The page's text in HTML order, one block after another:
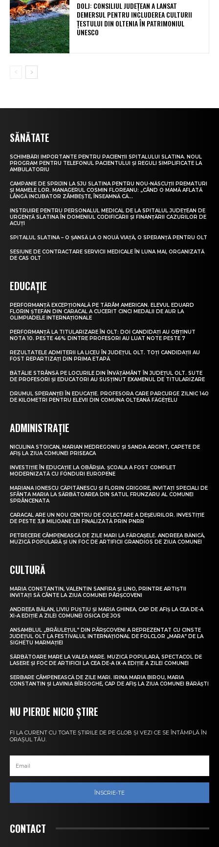
DOLJ: CONSILIUL JUDEȚEAN A LANSAT
DEMERSUL PENTRU INCLUDEREA CULTURII
ȚESTULUI DIN OLTENIA ÎN PATRIMONIUL
UNESCO
SĂNĂTATE
SCHIMBĂRI IMPORTANTE PENTRU PACIENȚII SPITALULUI SLATINA. NOUL
PROGRAM PENTRU TELEFONUL PACIENTULUI ȘI REGULI SIMPLIFICATE LA
AMBULATORIU
CAMPANIE DE SPRIJIN LA SJU SLATINA PENTRU NOU-NĂSCUȚII PREMATURI
ȘI MAMELE LOR. MANAGERUL COSMIN FLOREANU: „CÂND O MAMĂ AFLATĂ
LÂNGĂ INCUBATOR ZÂMBEȘTE, ÎNSEAMNĂ CĂ...
INSTRUIRE PENTRU PERSONALUL MEDICAL DE LA SPITALUL JUDEȚEAN DE
URGENȚĂ SLATINA ÎN DOMENIUL CODIFICĂRII ȘI FINANȚĂRII CAZURILOR DE
ACUȚI
SPITALUL SLATINA – O ȘANSĂ LA O NOUĂ VIAȚĂ, O SPERANȚĂ PENTRU OLT
SESIUNE DE CONTRACTARE SERVICII MEDICALE ÎN LUNA MAI, ORGANIZATĂ
DE CAS OLT
EDUCAȚIE
PERFORMANȚĂ EXCEPȚIONALĂ PE TĂRÂM AMERICAN. ELEVUL EDUARD
FLORIN ȘTEFAN DIN CARACAL A CUCERIT CINCI MEDALII DE AUR LA
OLIMPIADELE INTERNAȚIONALE
PERFORMANȚĂ LA TITULARIZARE ÎN OLT: DOI CANDIDAȚI AU OBȚINUT
NOTA 10. PESTE 46% DINTRE PROFESORI AU LUAT NOTE PESTE 7
REZULTATELE ADMITERII LA LICEU ÎN JUDEȚUL OLT. TOȚI CANDIDAȚII AU
FOST REPARTIZAȚI DIN PRIMA ETAPĂ
BĂTĂLIE STRÂNSĂ PE LOCURILE DIN ÎNVĂȚĂMÂNT ÎN JUDEȚUL OLT. SUTE
DE PROFESORI ȘI EDUCATORI AU SUSȚINUT EXAMENUL DE TITULARIZARE
DRUMUL SPERANȚEI ÎN EDUCAȚIE. PROFESORA CARE PARCURGE ZILNIC 140
DE KILOMETRI PENTRU ELEVII DIN COMUNA OLTEANĂ FĂGEȚELU
ADMINISTRAȚIE
NICULINA STOICAN, MARIAN MEDREGONIU ȘI SANDA ARGINT, CAPETE DE
AFIȘ LA ZIUA COMUNEI PRISEACA
INVESTIȚIE ÎN EDUCAȚIE LA OBÂRȘIA. ȘCOALA A FOST COMPLET
MODERNIZATĂ CU FONDURI EUROPENE
MARIANA IONESCU CĂPITĂNESCU ȘI FLORIN GRIGORE, INVITAȚI SPECIALI DE
SFÂNTA MARIA LA SĂRBĂTOAREA DIN SATUL FRUNZARU AL COMUNEI
SPRÂNCENATA
CARACAL ARE UN NOU CENTRU DE COLECTARE A DEȘEURILOR. INVESTIȚIE
DE PESTE 3,8 MILIOANE LEI FINALIZATĂ PRIN PNRR
PETRECERE CÂMPENEASCĂ DE ZILE MARI LA FĂRCAȘELE. ANDREEA BĂNICĂ,
MUZICĂ POPULARĂ ȘI UN FOC DE ARTIFICII GRANDIOS DE ZIUA COMUNEI
CULTURĂ
MARIA CONSTANTIN, VALENTIN SANFIRA ȘI LINO, PRINTRE ARTIȘTII
INVITAȚI SĂ CÂNTE LA ZIUA COMUNEI PÂRȘCOVENI
ANDREEA BĂLAN, LIVIU PUȘTIU ȘI MARIA GHINEA, CAP DE AFIȘ LA CEA DE-A
XI-A EDIȚIE A ZILEI COMUNEI OSICA DE JOS
ANSAMBLUL „BRÂULEȚUL” DIN PÂRȘCOVENI A REPREZENTAT CU CINSTE
JUDEȚUL OLT LA FESTIVALUL INTERNAȚIONAL DE FOLCLOR „MARA” DE LA
SIGHETU MARMAȚIEI
SĂRBĂTOARE MARE LA VALEA MARE. MUZICĂ POPULARĂ, SPECTACOL DE
LASERE ȘI FOC DE ARTIFICII LA CEA DE-A IX-A EDIȚIE A ZILEI COMUNEI
SERBARE CÂMPENEASCĂ DE ZILE MARI. IRINA MARIA BIROU, MARIA
CONSTANTIN ȘI LAVINIA BÎRSOGHE, CAP DE AFIȘ LA ZIUA COMUNEI BĂRĂȘTI
NU PIERDE NICIO ȘTIRE
FI LA CURENT CU TOATE ȘTIRILE DE PE GLOB ȘI VEZI CE SE ÎNTÂMPLĂ ÎN
ORAȘUL TĂU.
ÎNSCRIE-TE
CONTACT